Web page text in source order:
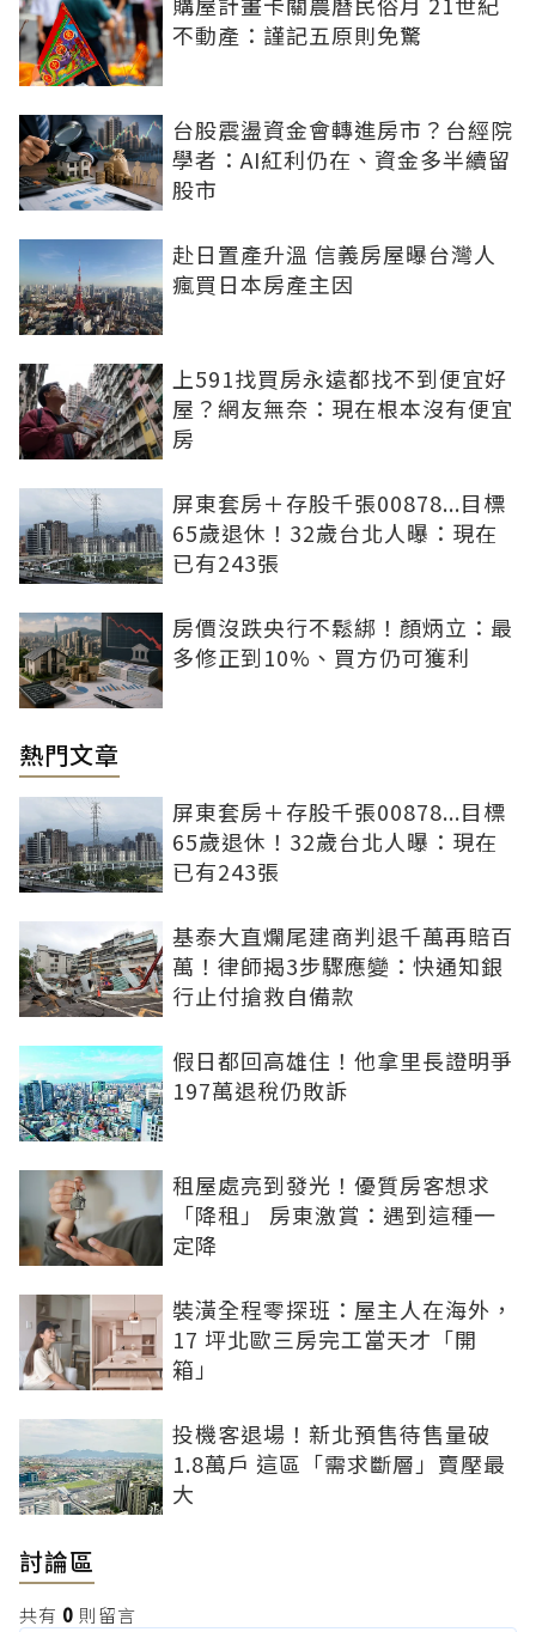
不動產：謹記五原則免驚
台股震盪資金會轉進房市？台經院
學者：AI紅利仍在、資金多半續留
股市
赴日置產升溫 信義房屋曝台灣人
瘋買日本房產主因
上591找買房永遠都找不到便宜好
屋？網友無奈：現在根本沒有便宜
房
屏東套房＋存股千張00878...目標
65歲退休！32歲台北人曝：現在
已有243張
房價沒跌央行不鬆綁！顏炳立：最
多修正到10%、買方仍可獲利
熱門文章
屏東套房＋存股千張00878...目標
65歲退休！32歲台北人曝：現在
已有243張
基泰大直爛尾建商判退千萬再賠百
萬！律師揭3步驟應變：快通知銀
行止付搶救自備款
假日都回高雄住！他拿里長證明爭
197萬退稅仍敗訴
租屋處亮到發光！優質房客想求
「降租」 房東激賞：遇到這種一
定降
裝潢全程零探班：屋主人在海外，
17 坪北歐三房完工當天才「開
箱」
投機客退場！新北預售待售量破
1.8萬戶 這區「需求斷層」賣壓最
大
討論區
共有 0 則留言